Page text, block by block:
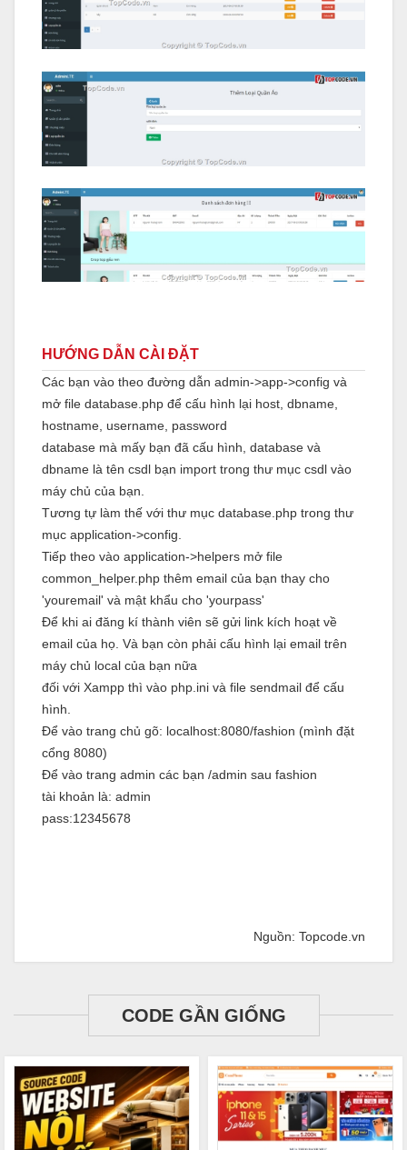
HƯỚNG DẪN CÀI ĐẶT
Các bạn vào theo đường dẫn admin->app->config và
mở file database.php để cấu hình lại host, dbname,
hostname, username, password
database mà mấy bạn đã cấu hình, database và
dbname là tên csdl bạn import trong thư mục csdl vào
máy chủ của bạn.
Tương tự làm thế với thư mục database.php trong thư
mục application->config.
Tiếp theo vào application->helpers mở file
common_helper.php thêm email của bạn thay cho
'youremail' và mật khẩu cho 'yourpass'
Để khi ai đăng kí thành viên sẽ gửi link kích hoạt về
email của họ. Và bạn còn phải cấu hình lại email trên
máy chủ local của bạn nữa
đối với Xampp thì vào php.ini và file sendmail để cấu
hình.
Để vào trang chủ gõ: localhost:8080/fashion (mình đặt
cổng 8080)
Để vào trang admin các bạn /admin sau fashion
tài khoản là: admin
pass:12345678
Nguồn: Topcode.vn
CODE GẦN GIỐNG